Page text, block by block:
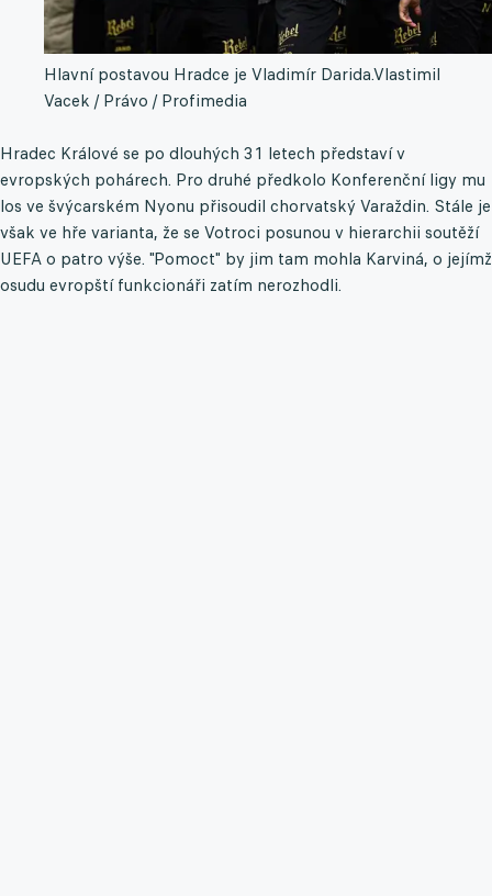
Hlavní postavou Hradce je Vladimír Darida.Vlastimil
Vacek / Právo / Profimedia
Hradec Králové se po dlouhých 31 letech představí v
evropských pohárech. Pro druhé předkolo Konferenční ligy mu
los ve švýcarském Nyonu přisoudil chorvatský Varaždin. Stále je
však ve hře varianta, že se Votroci posunou v hierarchii soutěží
UEFA o patro výše. "Pomoct" by jim tam mohla Karviná, o jejímž
osudu evropští funkcionáři zatím nerozhodli.